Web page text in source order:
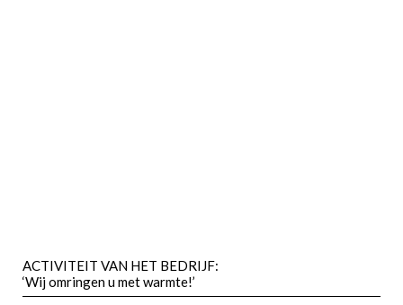
ACTIVITEIT VAN HET BEDRIJF:
‘Wij omringen u met warmte!’